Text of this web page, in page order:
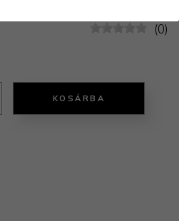
(0)
KOSÁRBA